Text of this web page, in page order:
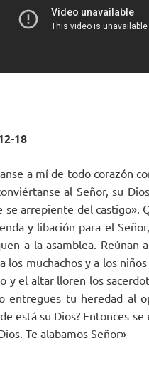
18
a mí de todo corazón
al Señor, su
arrepiente del castigo».
y libación para el
a la asamblea. Reúnan
los muchachos y a los
y el altar lloren los
entregues tu heredad al
está su Dios? Entonces
Te alabamos Señor»